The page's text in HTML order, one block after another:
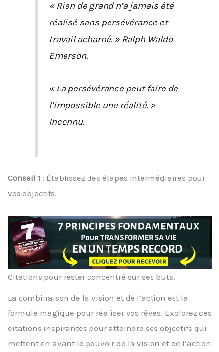
« Rien de grand n’a jamais été
réalisé sans persévérance et
travail acharné. » Ralph Waldo
Emerson.
« La persévérance peut faire de
l’impossible une réalité. »
Inconnu.
Conseil 1 : Établissez des étapes intermédiaires pour
vos objectifs.
Citations pour rester concentré sur ses buts.
La combinaison de la vision et de l’action est la
formule magique pour réaliser vos rêves. Explorez ces
citations inspirantes pour atteindre ses objectifs qui
mettent en avant le pouvoir de la vision et de l’action